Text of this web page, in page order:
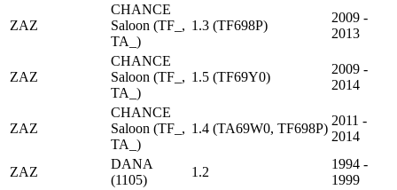
ZAZ
CHANCE
Saloon (TF_,
TA_)
1.3 (TF698P)
2009 -
2013
ZAZ
CHANCE
Saloon (TF_,
TA_)
1.5 (TF69Y0)
2009 -
2014
ZAZ
CHANCE
Saloon (TF_,
TA_)
1.4 (TA69W0, TF698P)
2011 -
2014
ZAZ
DANA
(1105)
1.2
1994 -
1999